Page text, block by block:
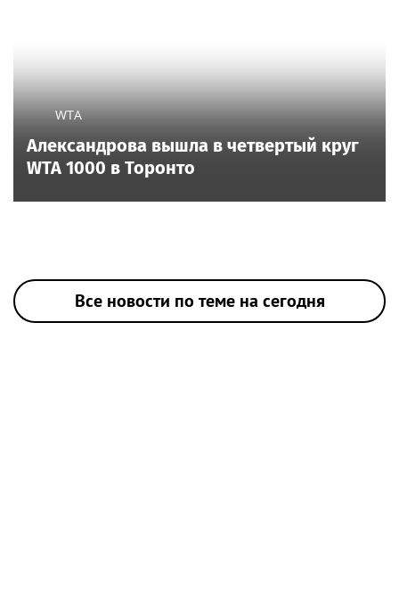
WTA
Александрова вышла в четвертый круг
WTA 1000 в Торонто
Все новости по теме на сегодня